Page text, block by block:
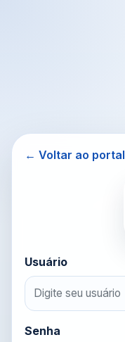
← Voltar ao portal
Usuário
Senha